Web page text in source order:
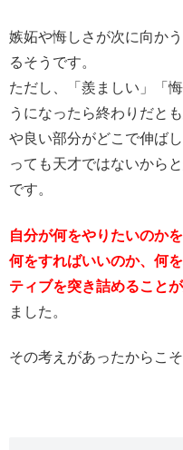
嫉妬や悔しさが次に向か
るそうです。
ただし、「羨ましい」「
うになったら終わりだと
や良い部分がどこで伸ば
っても天才ではないから
です。
自分が何をやりたいのか
何をすればいいのか、何
ティブを突き詰めること
ました。
その考えがあったからこ